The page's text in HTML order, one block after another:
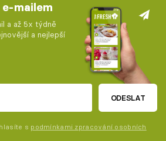
mailem
a až 5x týdně
a nejlepší
ODESLAT
s podmínkami zpracování osobních